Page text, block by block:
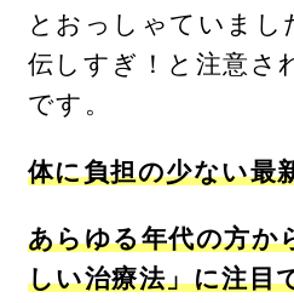
とおっしゃていまし
伝しすぎ！と注意さ
です。
体に負担の少ない最
あらゆる年代の方か
しい治療法」に注目